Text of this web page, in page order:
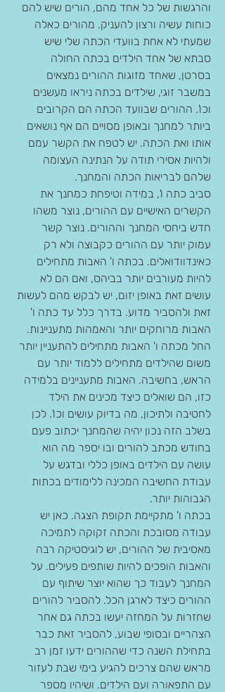
והרגשות של כל אחד מהם, הורים שיש להם
כוחות עשיה ורצון להעניק. מהורים כאלה
שמעתי לא אחת בוועדי הכתה שלי שיש
סבתא של אחד הילדים בכתה החולה
בסרטן, שאחד מזוגות ההורים נמצאים
במשבר זוגי, שילדים בכתה ניראו מעשנים
וכו'. ההורים שבוועד הכתה הם הקרובים
ביותר למחנך ובאופן מסויים הם אף נושאים
אותו ואת הכתה. יש לטפח את הקשר עמם
ולהיות אסירי תודה על הנתינה העצומה
שלהם לבריאות הכתה והמחנך.
סביב כתה ו', במידה וטיפחת כמחנך את
הקשרים האישיים עם ההורים, נוצר משהו
חדש ביחסי המחנך וההורים. נוצר קשר
עמוק יותר עם ההורים כקבוצה ולא רק
כאינדוודואלים. בכתה ו' האבות מתחילים
להיות מעורבים יותר בביהס, ואם הם לא
עושים זאת באופן יזום, יש לבקש מהם לעשות
זאת ולהסביר מדוע. בדרך כלל עד כתה ו'
האבות מרוחקים יותר והאמהות מתעניינות.
החל מכתה ו' האבות מתחילים להתעניין יותר
משום שהילדים מתחילים ללמוד יותר עם
הראש, בחשיבה. האבות מתעניינים בלמידה
כזו, הם שואלים כיצד מכינים את הילד
לחטיבה ולתיכון, מה בדיוק עושים וכו'. לכן
בשלב הזה נכון יהיה שהמחנך יכתוב פעם
בחודש מכתב להורים ובו יספר מה הוא
עושה עם הילדים באופן כללי ובדגש על
עבודת החשיבה המכינה ללימודים בכתות
הגבוהות יותר.
בכתה ו' מתקיימת תקופת הצגה. כאן יש
עבודה מסובכת והכתה זקוקה לתמיכה
מאסיבית של ההורים, יש לוגיסטיקה רבה
והאבות הופכים להיות שותפים פעילים. על
המחנך לעבוד כך שהוא יוצר שיתוף עם
ההורים כיצד לארגן הכל. להסביר להורים
שחזרות על המחזה יעשו בכתה גם אחר
הצהריים ובסופי שבוע, להסביר זאת כבר
בתחילת השנה כדי שההורים ידעו זמן רב
מראש שהם צרכים להגיע בימי שבת לעזור
עם התפאורה ועם הילדים. ושיהיו מספר